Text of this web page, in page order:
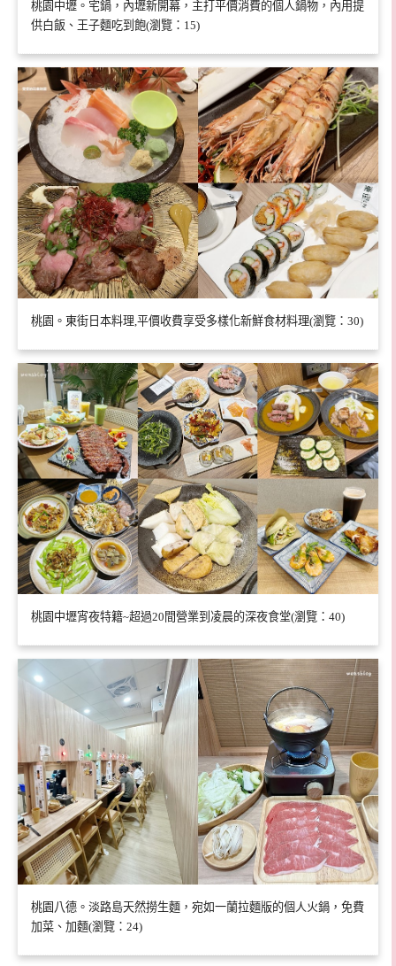
桃園中壢。宅鍋，內壢新開幕，主打平價消費的個人鍋物，內用提
供白飯、王子麵吃到飽(瀏覽：15)
桃園。東街日本料理,平價收費享受多樣化新鮮食材料理(瀏覽：30)
桃園中壢宵夜特籍~超過20間營業到凌晨的深夜食堂(瀏覽：40)
桃園八德。淡路島天然撈生麵，宛如一蘭拉麵版的個人火鍋，免費
加菜、加麵(瀏覽：24)